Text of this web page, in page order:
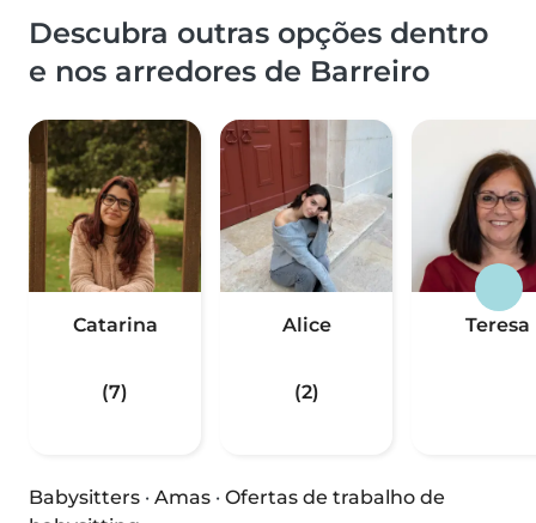
Descubra outras opções dentro
e nos arredores de Barreiro
Catarina
(7)
Alice
(2)
Teresa
Babysitters · Amas · Ofertas de trabalho de